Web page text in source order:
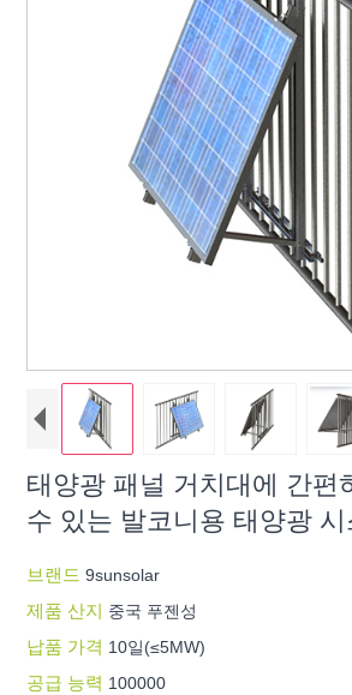
태양광 패널 거치대에 간편
수 있는 발코니용 태양광 시
브랜드9sunsolar
제품 산지 중국 푸젠성
납품 가격 10일(≤5MW)
공급 능력 100000